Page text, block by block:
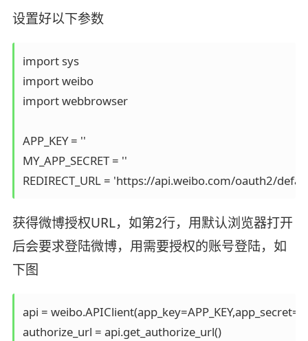
设置好以下参数
import sys
import weibo
import webbrowser
APP_KEY = ''
MY_APP_SECRET = ''
REDIRECT_URL = 'https://api.weibo.com/oauth2/
获得微博授权URL，如第2行，用默认浏览器打开
后会要求登陆微博，用需要授权的账号登陆，如
下图
api =
authorize_url = api.get_authorize_url()